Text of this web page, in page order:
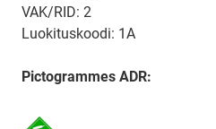
VAK/RID: 2
Luokituskoodi: 1A
Pictogrammes ADR: